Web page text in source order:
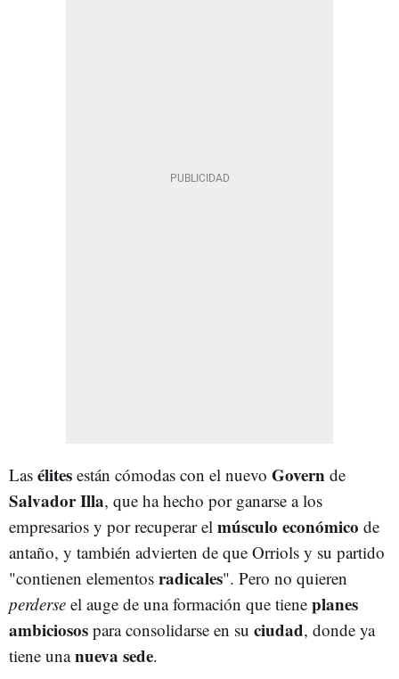
Las élites están cómodas con el nuevo Govern de
Salvador Illa, que ha hecho por ganarse a los
empresarios y por recuperar el músculo económico de
antaño, y también advierten de que Orriols y su partido
"contienen elementos radicales". Pero no quieren
perderse el auge de una formación que tiene planes
ambiciosos para consolidarse en su ciudad, donde ya
tiene unanueva sede.